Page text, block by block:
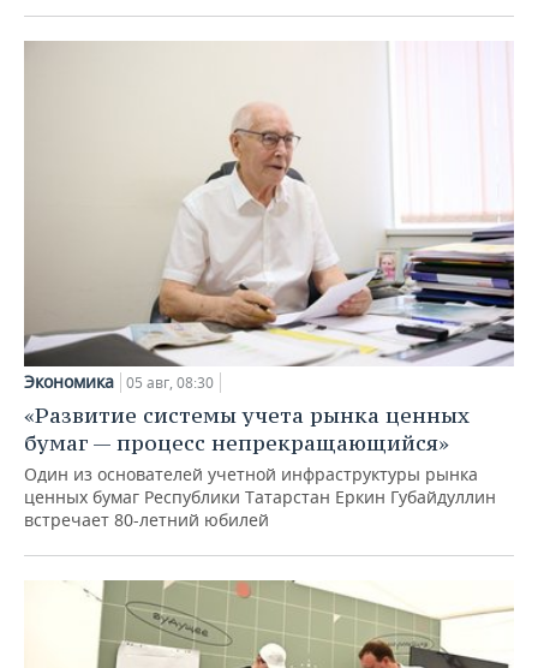
Экономика 05 авг, 08:30
«Развитие системы учета рынка ценных
бумаг — процесс непрекращающийся»
Один из основателей учетной инфраструктуры рынка
ценных бумаг Республики Татарстан Еркин Губайдуллин
встречает 80-летний юбилей